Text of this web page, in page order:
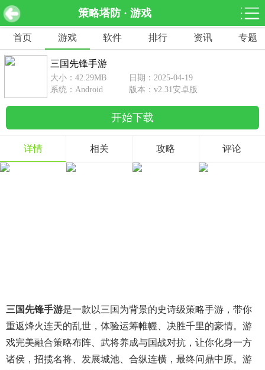
策略塔防 · 游戏
网游分类 软件分类
休闲益智
462款游戏
赛车竞速
122款游戏
1642款游戏
动作射击
351款游戏
69款游戏
经营养成
策略塔防
冒险解谜
首页 游戏 软件 排行 资讯 专题
三国先锋手游 v2.31安卓版 下载
三国先锋手游
大小：42.29MB
日期：2025-04-19
系统：Android
版本：v2.31安卓版
开始下载
详情 相关 攻略 评论
三国先锋手游是一款以三国为背景的史诗级策略手游，带你
重返烽火连天的乱世，体验运筹帷幄、决胜千里的豪情。游
戏完美融合策略布阵、武将养成与国战对抗，让你化身一方
诸侯，招揽名将、发展城池、合纵连横，最终问鼎中原。游